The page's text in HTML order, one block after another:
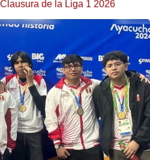
de la Liga 1 2026